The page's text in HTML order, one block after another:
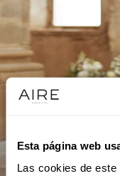
Esta página web
Las cookies de